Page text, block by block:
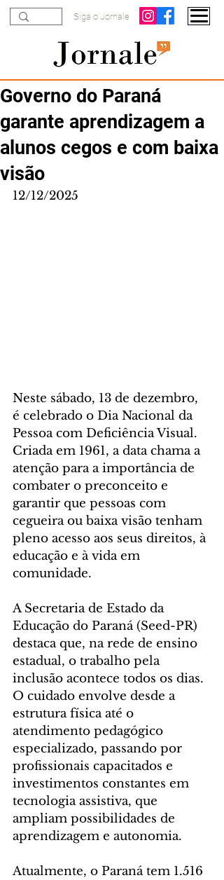
Siga o Jornale
Governo do Paraná
garante aprendizagem a
alunos cegos e com baixa
visão
12/12/2025
Neste sábado, 13 de dezembro,
é celebrado o Dia Nacional da
Pessoa com Deficiência Visual.
Criada em 1961, a data chama a
atenção para a importância de
combater o preconceito e
garantir que pessoas com
cegueira ou baixa visão tenham
pleno acesso aos seus direitos, à
educação e à vida em
comunidade.
A Secretaria de Estado da
Educação do Paraná (Seed-PR)
destaca que, na rede de ensino
estadual, o trabalho pela
inclusão acontece todos os dias.
O cuidado envolve desde a
estrutura física até o
atendimento pedagógico
especializado, passando por
profissionais capacitados e
investimentos constantes em
tecnologia assistiva, que
ampliam possibilidades de
aprendizagem e autonomia.
Atualmente, o Paraná tem 1.516